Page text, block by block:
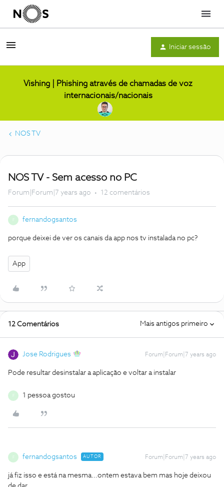
Menu
Iniciar sessão
Vishing | Phishing através de chamadas de voz
internacionais/nacionais
NOS TV
NOS TV - Sem acesso no PC
Forum|Forum|7 years ago 12 comentários
fernandogsantos
porque deixei de ver os canais da app nos tv instalada no pc?
App
12 Comentários Mais antigos primeiro
Jose Rodrigues Forum|Forum|7 years ago
Pode resultar desinstalar a aplicação e voltar a instalar
1 pessoa gostou
fernandogsantos AUTOR Forum|Forum|7 years ago
já fiz isso e está na mesma...ontem estava bem mas hoje deixou